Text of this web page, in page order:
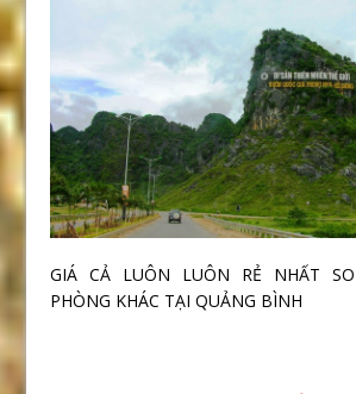
GIÁ CẢ LUÔN LUÔN RẺ NHẤT
PHÒNG KHÁC TẠI QUẢNG BÌNH